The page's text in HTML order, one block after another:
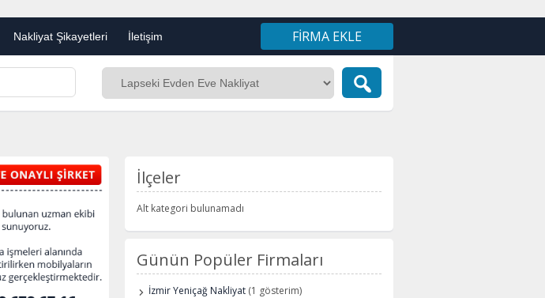
Nakliyat Şikayetleri İletişim FIRMA EKLE
İlçeler
Alt kategori bulunamadı
Günün Popüler Firmaları
İzmir Yeniçağ Nakliyat (1 gösterim)